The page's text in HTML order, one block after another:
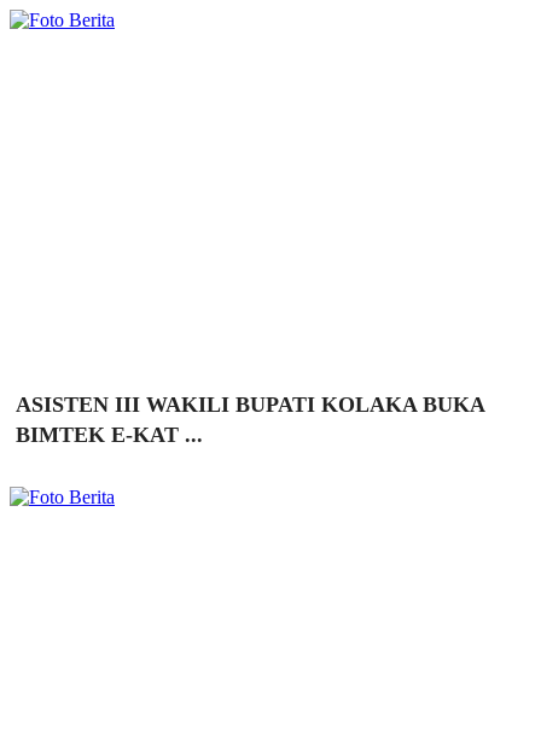
ASISTEN III WAKILI BUPATI KOLAKA BUKA
BIMTEK E-KAT ...